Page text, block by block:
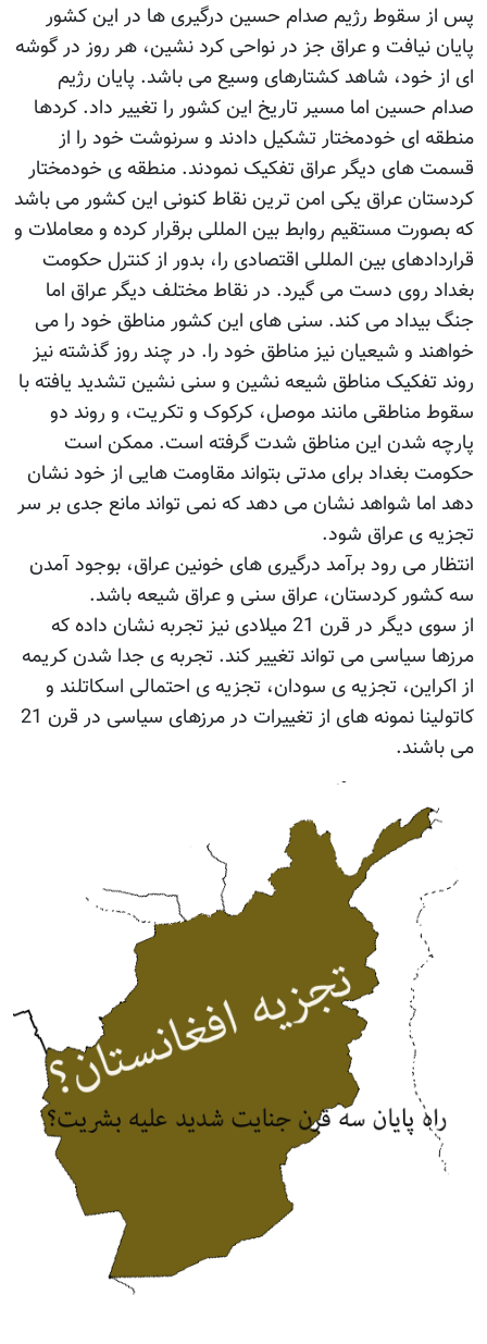
پس از سقوط رژيم صدام حسین درگیری ها در این کشور
پایان نیافت و عراق جز در نواحی کرد نشین، هر روز در گوشه
ای از خود، شاهد کشتارهای وسیع می باشد. پایان رژيم
صدام حسین اما مسیر تاریخ این کشور را تغییر داد. کردها
منطقه ای خودمختار تشکیل دادند و سرنوشت خود را از
قسمت های دیگر عراق تفکیک نمودند. منطقه ی خودمختار
کردستان عراق یکی امن ترین نقاط کنونی این کشور می باشد
که بصورت مستقیم روابط بین المللی برقرار کرده و معاملات و
قراردادهای بین المللی اقتصادی را، بدور از کنترل حکومت
بغداد روی دست می گیرد. در نقاط مختلف دیگر عراق اما
جنگ بیداد می کند. سنی های این کشور مناطق خود را می
خواهند و شیعیان نیز مناطق خود را. در چند روز گذشته نیز
روند تفکیک مناطق شیعه نشین و سنی نشین تشدید یافته با
سقوط مناطقی مانند موصل، کرکوک و تکریت، و روند دو
پارچه شدن این مناطق شدت گرفته است. ممکن است
حکومت بغداد برای مدتی بتواند مقاومت هایی از خود نشان
دهد اما شواهد نشان می دهد که نمی تواند مانع جدی بر سر
تجزیه ی عراق شود.
انتظار می رود برآمد درگیری های خونین عراق، بوجود آمدن
سه کشور کردستان، عراق سنی و عراق شیعه باشد.
از سوی دیگر در قرن 21 میلادی نیز تجربه نشان داده که
مرزها سیاسی می تواند تغییر کند. تجربه ی جدا شدن کریمه
از اکراین، تجزیه ی سودان، تجزیه ی احتمالی اسکاتلند و
کاتولینا نمونه های از تغییرات در مرزهای سیاسی در قرن 21
می باشند.